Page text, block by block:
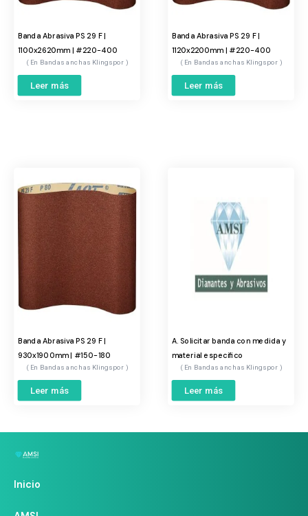
Banda Abrasiva PS 29 F |
1100x2620mm | #220-400
Bandas anchas Klingspor
Leer más
Banda Abrasiva PS 29 F |
1120x2200mm | #220-400
Bandas anchas Klingspor
Leer más
Banda Abrasiva PS 29 F |
930x1900mm | #150-180
Bandas anchas Klingspor
Leer más
A. Solicitar banda con medida y
material especifico
Bandas anchas Klingspor
Leer más
Inicio